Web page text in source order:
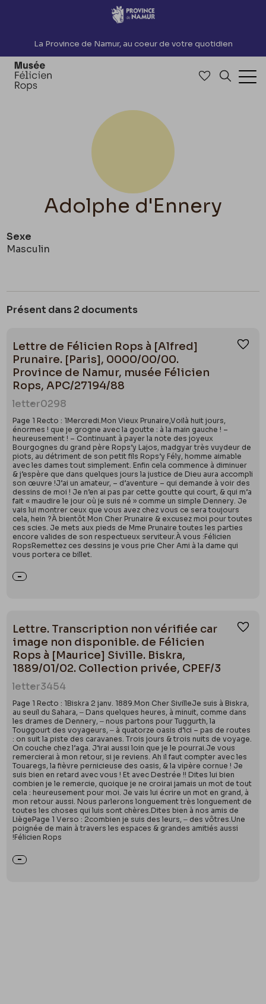
Accèder directement au contenu
La Province de Namur, au coeur de votre quotidien
Accéder à
Adolphe d'Ennery
Sexe
Masculin
Présent dans 2 documents
Lettre de Félicien Rops à [Alfred]
Prunaire. [Paris], 0000/00/00.
Province de Namur, musée Félicien
Rops, APC/27194/88
letter0298
Page 1 Recto : 1Mercredi.Mon Vieux Prunaire,Voilà huit jours,
énormes ! que je grogne avec la goutte : à la main gauche ! –
heureusement ! – Continuant à payer la note des joyeux
Bourgognes du grand père Rops’y Lajos, madgyar très vuydeur de
piots, au détriment de son petit fils Rops’y Fély, homme aimable
avec les dames tout simplement. Enfin cela commence à diminuer
& j’espère que dans quelques jours la justice de Dieu aura accompli
son œuvre !J’ai un amateur, – d’aventure – qui demande à voir des
dessins de moi ! Je n’en ai pas par cette goutte qui court, & qui m’a
fait « maudire le jour où je suis né » comme un simple Dennery. Je
vais lui montrer ceux que vous avez chez vous ce sera toujours
cela, hein ?À bientôt Mon Cher Prunaire & excusez moi pour toutes
ces scies. Je mets aux pieds de Mme Prunaire toutes les parties
encore valides de son respectueux serviteur.À vous :Félicien
RopsRemettez ces dessins je vous prie Cher Ami à la dame qui
vous portera ce billet.
Lettre. Transcription non vérifiée car
image non disponible. de Félicien
Rops à [Maurice] Siville. Biskra,
1889/01/02. Collection privée, CPEF/3
letter3454
Page 1 Recto : 1Biskra 2 janv. 1889.Mon Cher SivilleJe suis à Biskra,
au seuil du Sahara, ‒ Dans quelques heures, à minuit, comme dans
les drames de Dennery, ‒ nous partons pour Tuggurth, la
Touggourt des voyageurs, ‒ à quatorze oasis d’ici – pas de routes
: on suit la piste des caravanes. Trois jours & trois nuits de voyage.
On couche chez l’aga. J’irai aussi loin que je le pourrai.Je vous
remercierai à mon retour, si je reviens. Ah il faut compter avec les
Touaregs, la fièvre pernicieuse des oasis, & la vipère cornue ! Je
suis bien en retard avec vous ! Et avec Destrée !! Dites lui bien
combien je le remercie, quoique je ne croirai jamais un mot de tout
cela : heureusement pour moi. Je vais lui écrire un mot en grand, à
mon retour aussi. Nous parlerons longuement très longuement de
toutes les choses qui luis sont chères.Dites bien à nos amis de
LiègePage 1 Verso : 2combien je suis des leurs, ‒ des vôtres.Une
poignée de main à travers les espaces & grandes amitiés aussi
!Félicien Rops